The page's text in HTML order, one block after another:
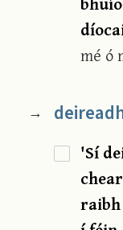
mé ó
→
'Sí
raibh